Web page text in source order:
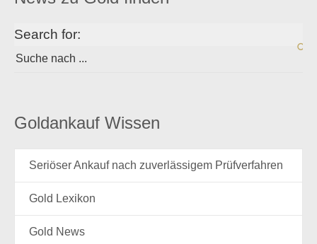
Search for:
Goldankauf Wissen
Seriöser Ankauf nach zuverlässigem Prüfverfahren
Gold Lexikon
Gold News